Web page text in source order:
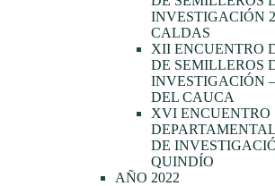
INVESTIGACIÓN
CALDAS
XII ENCUENTRO
DE SEMILLEROS
INVESTIGACIÓN
DEL CAUCA
XVI ENCUENTRO
DE
QUINDÍO
AÑO 2022